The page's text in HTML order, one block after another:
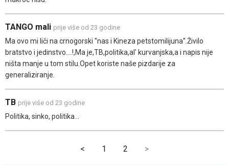
TANGO mali prije više od 23 godine
Ma ovo mi liči na crnogorski ''nas i Kineza petstomilijuna''.Živilo
bratstvo i jedinstvo....!,Ma je,TB,politika,al' kurvanjska,a i napis nije
ništa manje u tom stilu.Opet koriste naše pizdarije za
generaliziranje.
TB prije više od 23 godine
Politika, sinko, politika...
< 1 2 >